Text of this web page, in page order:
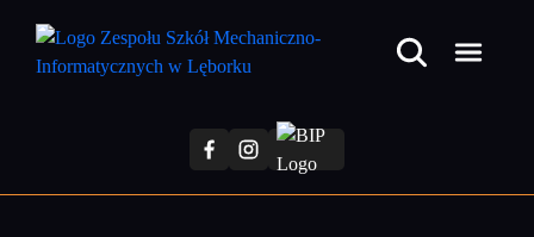
treści